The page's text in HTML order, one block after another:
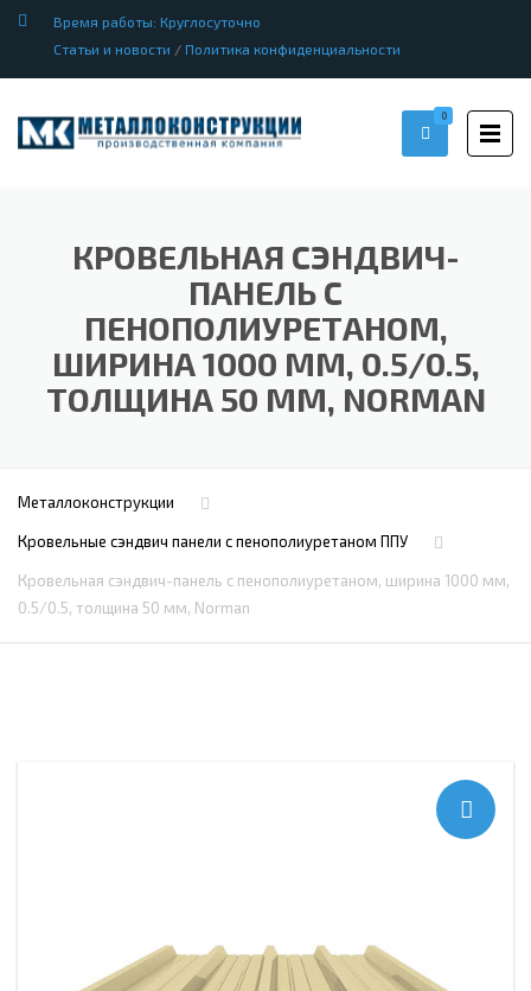
Время работы: Круглосуточно
Статьи и новости / Политика конфиденциальности
0
КРОВЕЛЬНАЯ СЭНДВИЧ-
ПАНЕЛЬ С
ПЕНОПОЛИУРЕТАНОМ,
ШИРИНА 1000 ММ, 0.5/0.5,
ТОЛЩИНА 50 ММ, NORMAN
Металлоконструкции
Кровельные сэндвич панели с пенополиуретаном ППУ
Кровельная сэндвич-панель с пенополиуретаном, ширина 1000 мм,
0.5/0.5, толщина 50 мм, Norman